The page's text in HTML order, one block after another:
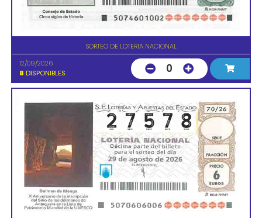
SORTEO DE LOTERIA NACIONAL
12/09/2026
8 DISPONIBLES 0